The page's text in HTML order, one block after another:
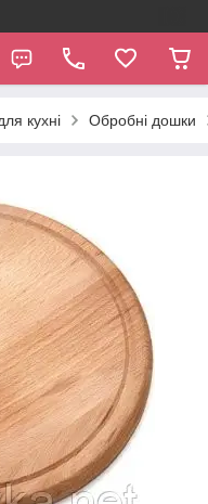
кухні Обробні дошки